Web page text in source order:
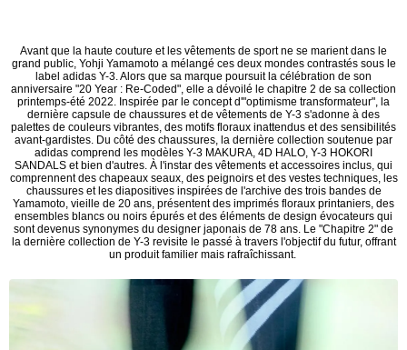
Avant que la haute couture et les vêtements de sport ne se marient dans le
grand public, Yohji Yamamoto a mélangé ces deux mondes contrastés sous le
label adidas Y-3. Alors que sa marque poursuit la célébration de son
anniversaire "20 Year : Re-Coded", elle a dévoilé le chapitre 2 de sa collection
printemps-été 2022. Inspirée par le concept d'"optimisme transformateur", la
dernière capsule de chaussures et de vêtements de Y-3 s'adonne à des
palettes de couleurs vibrantes, des motifs floraux inattendus et des sensibilités
avant-gardistes. Du côté des chaussures, la dernière collection soutenue par
adidas comprend les modèles Y-3 MAKURA, 4D HALO, Y-3 HOKORI
SANDALS et bien d'autres. À l'instar des vêtements et accessoires inclus, qui
comprennent des chapeaux seaux, des peignoirs et des vestes techniques, les
chaussures et les diapositives inspirées de l'archive des trois bandes de
Yamamoto, vieille de 20 ans, présentent des imprimés floraux printaniers, des
ensembles blancs ou noirs épurés et des éléments de design évocateurs qui
sont devenus synonymes du designer japonais de 78 ans. Le "Chapitre 2" de
la dernière collection de Y-3 revisite le passé à travers l'objectif du futur, offrant
un produit familier mais rafraîchissant.